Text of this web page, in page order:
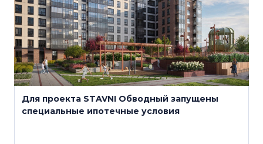
Для проекта STAVNI Обводный запущены
специальные ипотечные условия